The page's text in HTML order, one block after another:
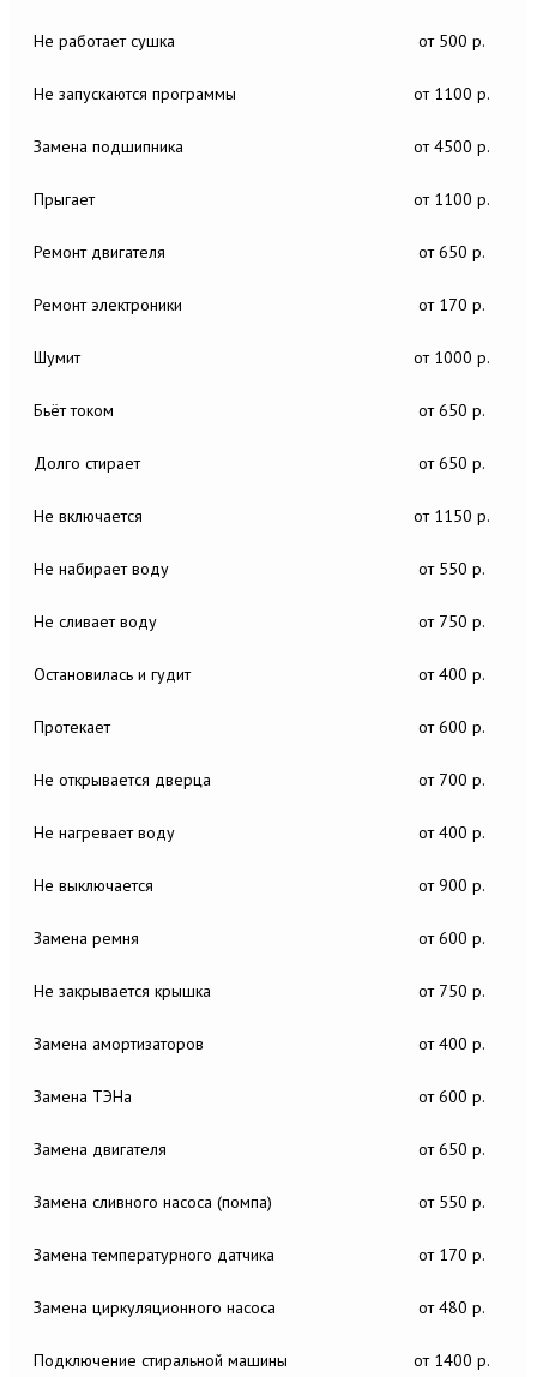
Не работает сушка от 500 р.
Не запускаются программы от 1100 р.
Замена подшипника от 4500 р.
Прыгает от 1100 р.
Ремонт двигателя от 650 р.
Ремонт электроники от 170 р.
Шумит от 1000 р.
Бьёт током от 650 р.
Долго стирает от 650 р.
Не включается от 1150 р.
Не набирает воду от 550 р.
Не сливает воду от 750 р.
Остановилась и гудит от 400 р.
Протекает от 600 р.
Не открывается дверца от 700 р.
Не нагревает воду от 400 р.
Не выключается от 900 р.
Замена ремня от 600 р.
Не закрывается крышка от 750 р.
Замена амортизаторов от 400 р.
Замена ТЭНа от 600 р.
Замена двигателя от 650 р.
Замена сливного насоса (помпа) от 550 р.
Замена температурного датчика от 170 р.
Замена циркуляционного насоса от 480 р.
Подключение стиральной машины от 1400 р.